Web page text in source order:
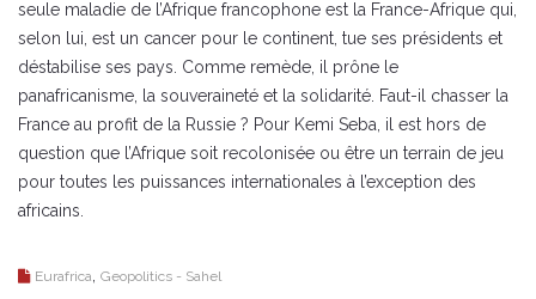
seule maladie de l’Afrique francophone est la France-Afrique qui,
selon lui, est un cancer pour le continent, tue ses présidents et
déstabilise ses pays. Comme remède, il prône le
panafricanisme, la souveraineté et la solidarité. Faut-il chasser la
France au profit de la Russie ? Pour Kemi Seba, il est hors de
question que l’Afrique soit recolonisée ou être un terrain de jeu
pour toutes les puissances internationales à l’exception des
africains.
Eurafrica, Geopolitics - Sahel